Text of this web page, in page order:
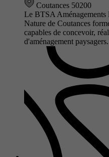
Coutances 50200
Le BTSA Aménagements
Nature de Coutances
capables de concevoir,
d'aménagement